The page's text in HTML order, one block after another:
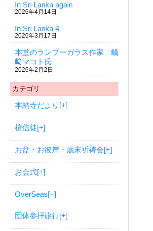
In Sri Lanka again
2026年4月14日
In Sri Lanka 4
2026年3月17日
本堂のランプーガラス作家 蠣
﨑マコト氏
2026年2月2日
カテゴリ
本納寺だより [+]
檀信徒[+]
お盆・お彼岸・歳末祈祷会[+]
お会式[+]
OverSeas[+]
団体参拝旅行[+]